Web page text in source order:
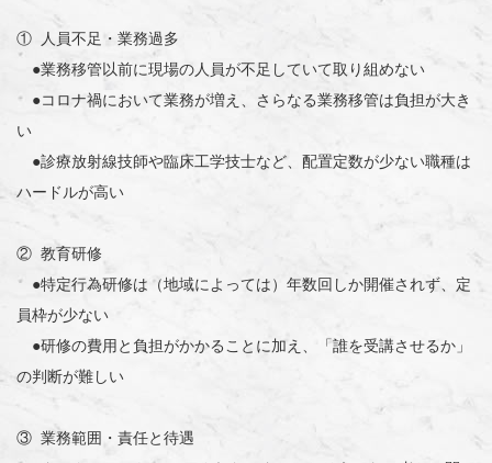
① 人員不足・業務過多
●業務移管以前に現場の人員が不足していて取り組めない
●コロナ禍において業務が増え、さらなる業務移管は負担が大き
い
●診療放射線技師や臨床工学技士など、配置定数が少ない職種は
ハードルが高い
② 教育研修
●特定行為研修は（地域によっては）年数回しか開催されず、定
員枠が少ない
●研修の費用と負担がかかることに加え、「誰を受講させるか」
の判断が難しい
③ 業務範囲・責任と待遇